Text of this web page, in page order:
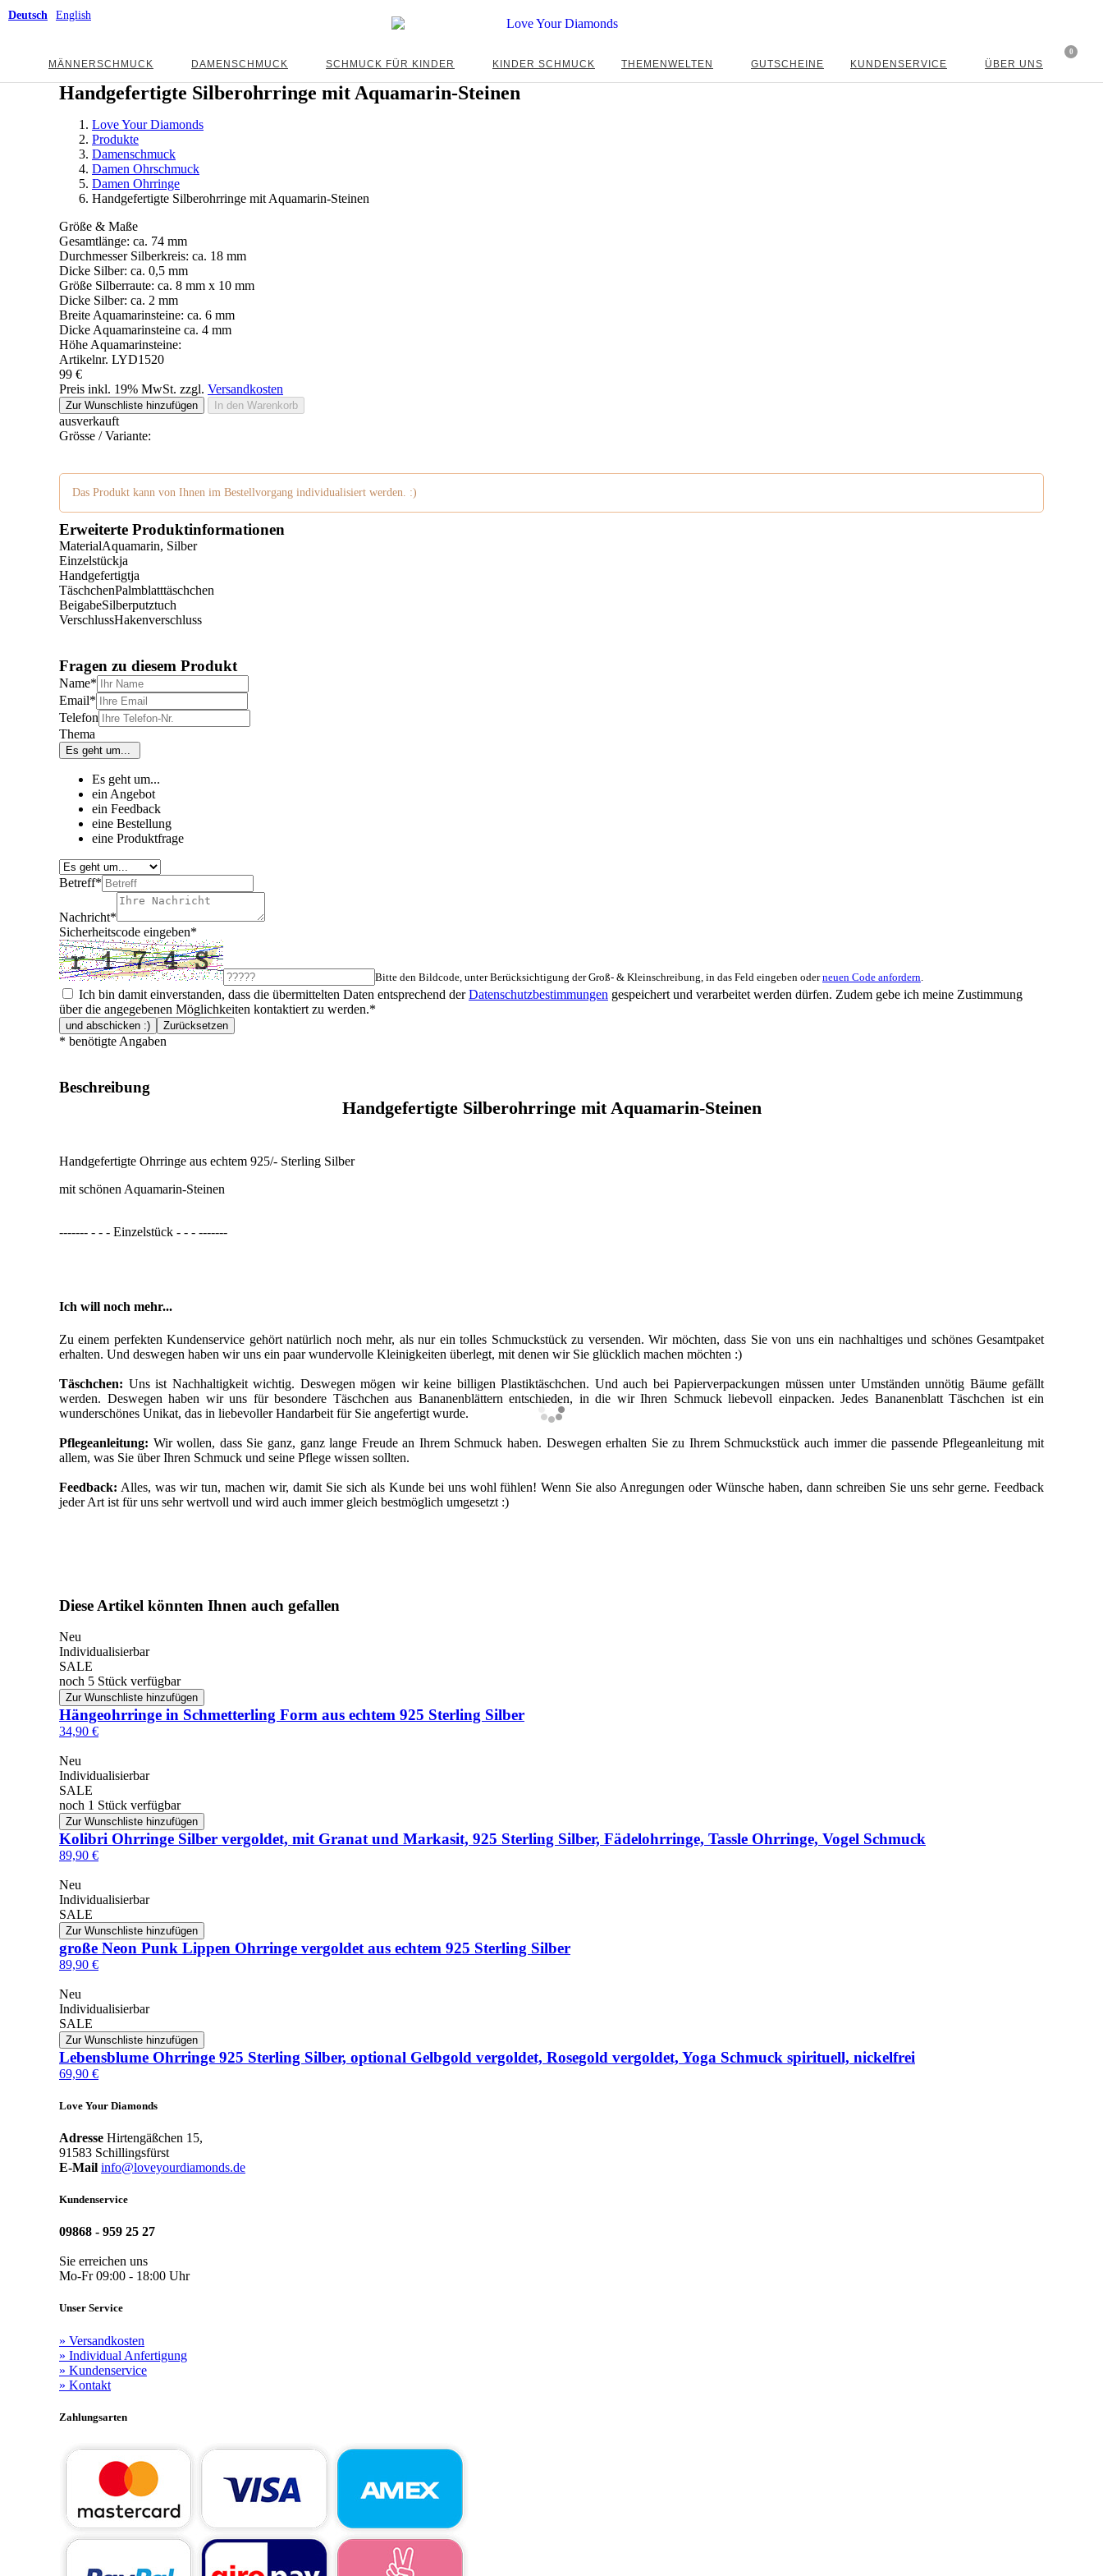
Deutsch English
MÄNNERSCHMUCK DAMENSCHMUCK SCHMUCK FÜR KINDER KINDER SCHMUCK THEMENWELTEN GUTSCHEINE KUNDENSERVICE ÜBER UNS
0
Handgefertigte Silberohrringe mit Aquamarin-Steinen
Love Your Diamonds
Produkte
Damenschmuck
Damen Ohrschmuck
Damen Ohrringe
Handgefertigte Silberohrringe mit Aquamarin-Steinen
Größe & Maße
Gesamtlänge: ca. 74 mm
Durchmesser Silberkreis: ca. 18 mm
Dicke Silber: ca. 0,5 mm
Größe Silberraute: ca. 8 mm x 10 mm
Dicke Silber: ca. 2 mm
Breite Aquamarinsteine: ca. 6 mm
Dicke Aquamarinsteine ca. 4 mm
Höhe Aquamarinsteine:
Artikelnr. LYD1520
99 €
Preis inkl. 19% MwSt. zzgl. Versandkosten
Zur Wunschliste hinzufügen In den Warenkorb
ausverkauft
Grösse / Variante:
Das Produkt kann von Ihnen im Bestellvorgang individualisiert werden. :)
Erweiterte Produktinformationen
MaterialAquamarin, Silber
Einzelstückja
Handgefertigtja
TäschchenPalmblatttäschchen
BeigabeSilberputztuch
VerschlussHakenverschluss
Fragen zu diesem Produkt
Name*
Email*
Telefon
Thema
Es geht um...
Es geht um...
ein Angebot
ein Feedback
eine Bestellung
eine Produktfrage
Betreff*
Nachricht*
Sicherheitscode eingeben*
Bitte den Bildcode, unter Berücksichtigung der Groß- & Kleinschreibung, in das Feld eingeben oderneuen Code anfordern.
Ich bin damit einverstanden, dass die übermittelten Daten entsprechend derDatenschutzbestimmungen gespeichert und verarbeitet werden dürfen. Zudem gebe ich meine Zustimmung
über die angegebenen Möglichkeiten kontaktiert zu werden.*
und abschicken :) Zurücksetzen
* benötigte Angaben
Beschreibung
Handgefertigte Silberohrringe mit Aquamarin-Steinen
Handgefertigte Ohrringe aus echtem 925/- Sterling Silber
mit schönen Aquamarin-Steinen
------- - - - Einzelstück - - - -------
Ich will noch mehr...
Zu einem perfekten Kundenservice gehört natürlich noch mehr, als nur ein tolles Schmuckstück zu versenden. Wir möchten, dass Sie von uns ein nachhaltiges und schönes Gesamtpaket
erhalten. Und deswegen haben wir uns ein paar wundervolle Kleinigkeiten überlegt, mit denen wir Sie glücklich machen möchten :)
Täschchen: Uns ist Nachhaltigkeit wichtig. Deswegen mögen wir keine billigen Plastiktäschchen. Und auch bei Papierverpackungen müssen unter Umständen unnötig Bäume gefällt
werden. Deswegen haben wir uns für besondere Täschchen aus Bananenblättern entschieden, in die wir Ihren Schmuck liebevoll einpacken. Jedes Bananenblatt Täschchen ist ein
wunderschönes Unikat, das in liebevoller Handarbeit für Sie angefertigt wurde.
Pflegeanleitung: Wir wollen, dass Sie ganz, ganz lange Freude an Ihrem Schmuck haben. Deswegen erhalten Sie zu Ihrem Schmuckstück auch immer die passende Pflegeanleitung mit
allem, was Sie über Ihren Schmuck und seine Pflege wissen sollten.
Feedback: Alles, was wir tun, machen wir, damit Sie sich als Kunde bei uns wohl fühlen! Wenn Sie also Anregungen oder Wünsche haben, dann schreiben Sie uns sehr gerne. Feedback
jeder Art ist für uns sehr wertvoll und wird auch immer gleich bestmöglich umgesetzt :)
Diese Artikel könnten Ihnen auch gefallen
Neu
Individualisierbar
SALE
noch 5 Stück verfügbar
Zur Wunschliste hinzufügen
Hängeohrringe in Schmetterling Form aus echtem 925 Sterling Silber
34,90 €
Neu
Individualisierbar
SALE
noch 1 Stück verfügbar
Zur Wunschliste hinzufügen
Kolibri Ohrringe Silber vergoldet, mit Granat und Markasit, 925 Sterling Silber, Fädelohrringe, Tassle Ohrringe, Vogel Schmuck
89,90 €
Neu
Individualisierbar
SALE
Zur Wunschliste hinzufügen
große Neon Punk Lippen Ohrringe vergoldet aus echtem 925 Sterling Silber
89,90 €
Neu
Individualisierbar
SALE
Zur Wunschliste hinzufügen
Lebensblume Ohrringe 925 Sterling Silber, optional Gelbgold vergoldet, Rosegold vergoldet, Yoga Schmuck spirituell, nickelfrei
69,90 €
Love Your Diamonds
Adresse Hirtengäßchen 15,
91583 Schillingsfürst
E-Mail info@loveyourdiamonds.de
Kundenservice
09868 - 959 25 27
Sie erreichen uns
Mo-Fr 09:00 - 18:00 Uhr
Unser Service
» Versandkosten
» Individual Anfertigung
» Kundenservice
» Kontakt
Zahlungsarten